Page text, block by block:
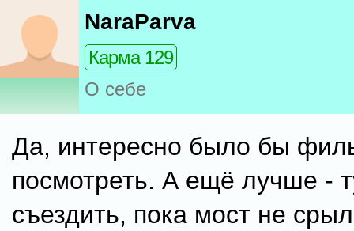
NaraParva
Карма 129
О себе
Да, интересно было бы
посмотреть. А ещё лучше -
съездить, пока мост не